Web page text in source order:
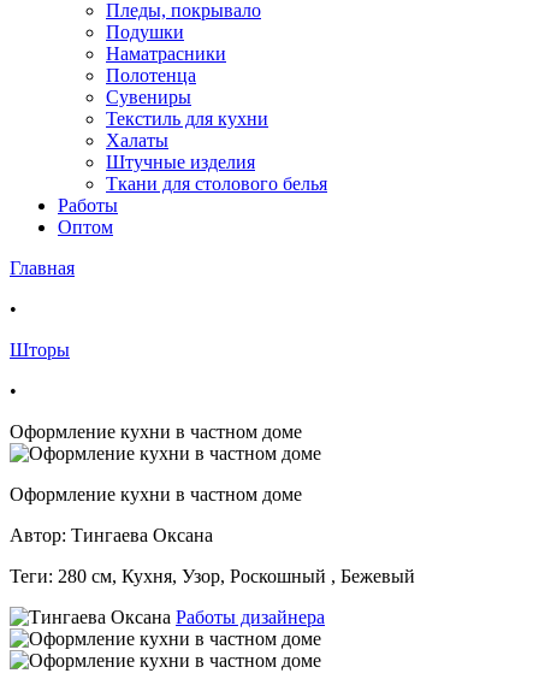
Пледы, покрывало
Подушки
Наматрасники
Полотенца
Сувениры
Текстиль для кухни
Халаты
Штучные изделия
Ткани для столового белья
Работы
Оптом
Главная
•
Шторы
•
Оформление кухни в частном доме
Оформление кухни в частном доме
Автор: Тингаева Оксана
Теги: 280 см, Кухня, Узор, Роскошный , Бежевый
Работы дизайнера